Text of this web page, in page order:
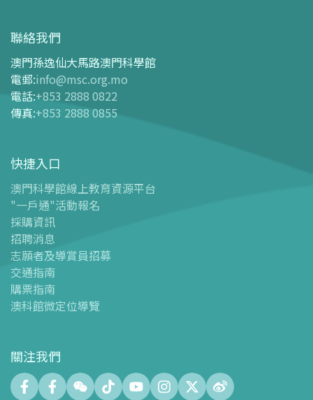
開放時間
交通指南
購票指南
- 網上購票
- 門票及優惠表
導覽圖
- 導覽圖
- 澳科館微定位導覽
場館設施
- 科學館兒童世界
- 展覽中心
- 天文館
- 會議中心
數字化製造實驗室 (FABLAB)
- 網絡實驗室 (NetLab)
創客空間 (Maker Space)
聯絡我們
澳門孫逸仙大馬路澳門科學館
電郵:info@msc.org.mo
電話:+853 2888 0822
傳真:+853 2888 0855
快捷入口
澳門科學館線上教育資源平台
"一戶通"活動報名
採購資訊
招聘消息
志願者及導賞員招募
交通指南
購票指南
澳科館微定位導覽
關注我們